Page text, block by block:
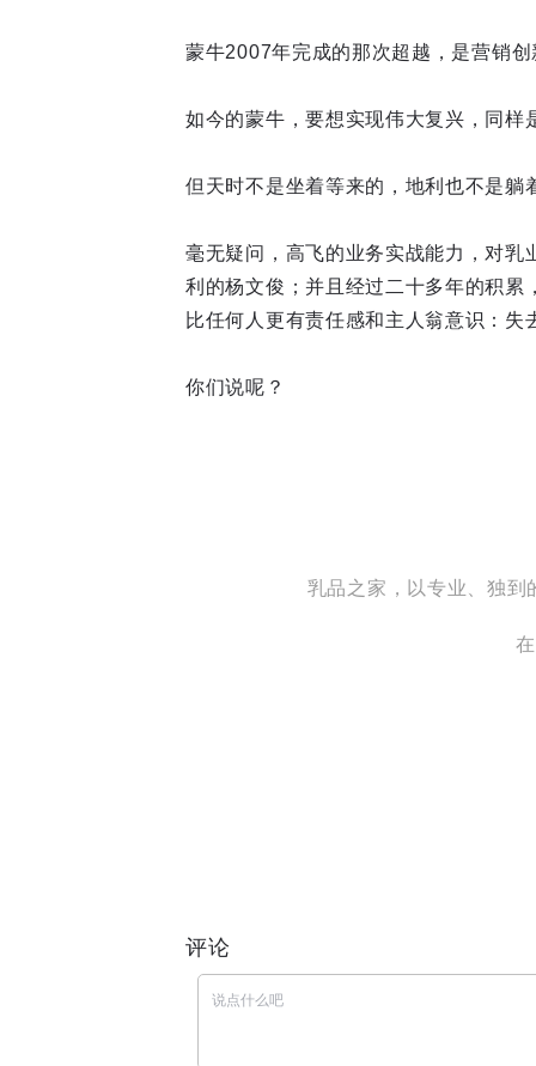
蒙牛2007年完成的那次超越，是营销
如今的蒙牛，要想实现伟大复兴，同样
但天时不是坐着等来的，地利也不是
毫无疑问，高飞的业务实战能力，对
利的杨文俊；并且经过二十多年的积累
比任何人更有责任感和主人翁意识：失
你们说呢？
乳品之家，以专业、独到
评论